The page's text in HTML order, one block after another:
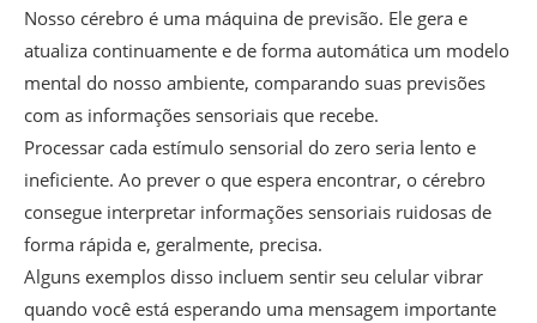
Nosso cérebro é uma máquina de previsão. Ele gera e
atualiza continuamente e de forma automática um modelo
mental do nosso ambiente, comparando suas previsões
com as informações sensoriais que recebe.
Processar cada estímulo sensorial do zero seria lento e
ineficiente. Ao prever o que espera encontrar, o cérebro
consegue interpretar informações sensoriais ruidosas de
forma rápida e, geralmente, precisa.
Alguns exemplos disso incluem sentir seu celular vibrar
quando você está esperando uma mensagem importante